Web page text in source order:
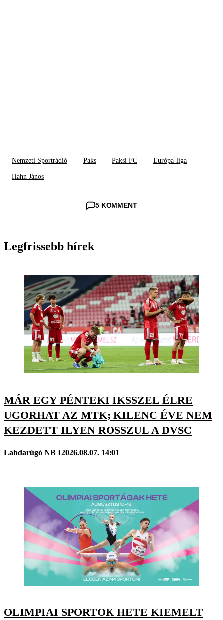
Nemzeti Sportrádió Paks Paksi FC Európa-liga
Hahn János
5 KOMMENT
Legfrissebb hírek
MÁR EGY PÉNTEKI IKSSZEL ÉLRE
UGORHAT AZ MTK; KILENC ÉVE NEM
KEZDETT ILYEN ROSSZUL A DVSC
Labdarúgó NB I2026.08.07. 14:01
OLIMPIAI SPORTOK HETE KIEMELT